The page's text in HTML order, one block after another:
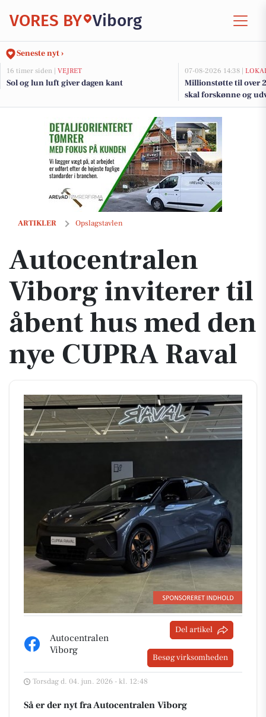
VORES BY Viborg
Seneste nyt ›
16 timer siden | VEJRET
Sol og lun luft giver dagen kant
07-08-2026 14:38 |
Millionstøtte til over
skal forskønne og
Kommunes mindre
ARTIKLER Opslagstavlen
Autocentralen Viborg inviterer til åbent hus med den nye CUPRA
Autocentralen
Viborg inviterer til
åbent hus med den
nye CUPRA Raval
Autocentralen
Viborg
Del artikel
Besøg virksomheden
Torsdag d. 04. jun. 2026 - kl. 12:48
Så er der nyt fra Autocentralen Viborg